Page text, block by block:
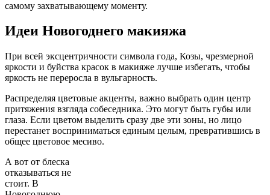
самому захватывающему моменту.
Идеи Новогоднего макияжа
При всей эксцентричности символа года, Козы, чрезмерной
яркости и буйства красок в макияже лучше избегать, чтобы
яркость не переросла в вульгарность.
Распределяя цветовые акценты, важно выбрать один центр
притяжения взгляда собеседника. Это могут быть губы или
глаза. Если цветом выделить сразу две эти зоны, но лицо
перестанет восприниматься единым целым, превратившись в
общее цветовое месиво.
А вот от блеска
отказываться не
стоит. В